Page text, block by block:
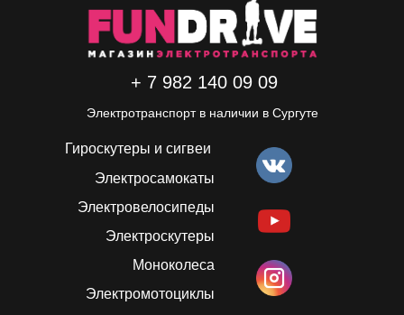
Гироскутеры и сигвеи
Электросамокаты
Электровелосипеды
Электроскутеры
Моноколеса
Электромотоциклы
+ 7 982 140 09 09
Электротранспорт в наличии в Сургуте